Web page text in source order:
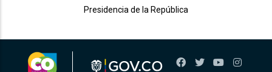
Presidencia de la República